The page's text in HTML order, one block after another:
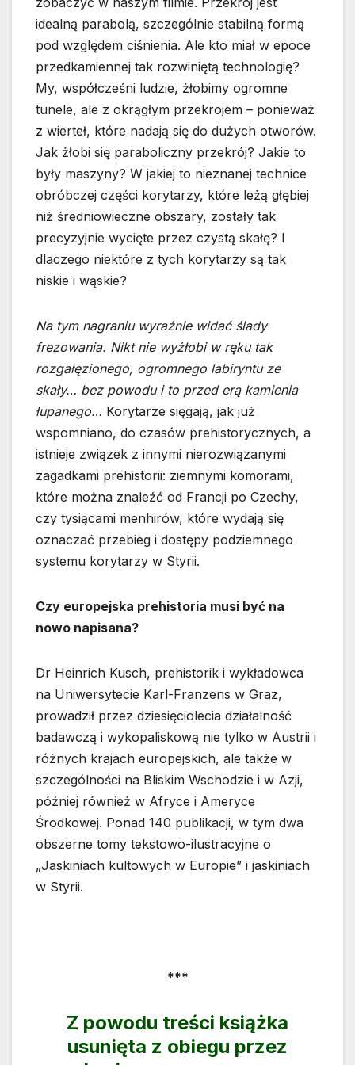
idealną parabolą, szczególnie stabilną formą
pod względem ciśnienia. Ale kto miał w epoce
przedkamiennej tak rozwiniętą technologię?
My, współcześni ludzie, żłobimy ogromne
tunele, ale z okrągłym przekrojem – ponieważ
z wierteł, które nadają się do dużych otworów.
Jak żłobi się paraboliczny przekrój? Jakie to
były maszyny? W jakiej to nieznanej technice
obróbczej części korytarzy, które leżą głębiej
niż średniowieczne obszary, zostały tak
precyzyjnie wycięte przez czystą skałę? I
dlaczego niektóre z tych korytarzy są tak
niskie i wąskie?
Na tym nagraniu wyraźnie widać ślady
frezowania. Nikt nie wyżłobi w ręku tak
rozgałęzionego, ogromnego labiryntu ze
skały… bez powodu i to przed erą kamienia
łupanego… Korytarze sięgają, jak już
wspomniano, do czasów prehistorycznych, a
istnieje związek z innymi nierozwiązanymi
zagadkami prehistorii: ziemnymi komorami,
które można znaleźć od Francji po Czechy,
czy tysiącami menhirów, które wydają się
oznaczać przebieg i dostępy podziemnego
systemu korytarzy w Styrii.
Czy europejska prehistoria musi być na
nowo napisana?
Dr Heinrich Kusch, prehistorik i wykładowca
na Uniwersytecie Karl-Franzens w Graz,
prowadził przez dziesięciolecia działalność
badawczą i wykopaliskową nie tylko w Austrii i
różnych krajach europejskich, ale także w
szczególności na Bliskim Wschodzie i w Azji,
później również w Afryce i Ameryce
Środkowej. Ponad 140 publikacji, w tym dwa
obszerne tomy tekstowo-ilustracyjne o
„Jaskiniach kultowych w Europie” i jaskiniach
w Styrii.
***
Z powodu treści książka
usunięta z obiegu przez